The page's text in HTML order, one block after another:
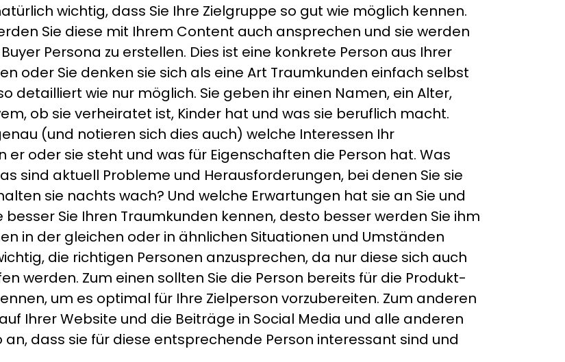
wichtig, dass Sie Ihre Zielgruppe so gut wie möglich kennen.
Sie diese mit Ihrem Content auch ansprechen und sie werden
Persona zu erstellen. Dies ist eine konkrete Person aus Ihrer
oder Sie denken sie sich als eine Art Traumkunden einfach selbst
detailliert wie nur möglich. Sie geben ihr einen Namen, ein Alter,
ob sie verheiratet ist, Kinder hat und was sie beruflich macht.
(und notieren sich dies auch) welche Interessen Ihr
oder sie steht und was für Eigenschaften die Person hat. Was
sind aktuell Probleme und Herausforderungen, bei denen Sie sie
sie nachts wach? Und welche Erwartungen hat sie an Sie und
Sie Ihren Traumkunden kennen, desto besser werden Sie ihm
in der gleichen oder in ähnlichen Situationen und Umständen
die richtigen Personen anzusprechen, da nur diese sich auch
werden. Zum einen sollten Sie die Person bereits für die Produkt-
um es optimal für Ihre Zielperson vorzubereiten. Zum anderen
Ihrer Website und die Beiträge in Social Media und alle anderen
dass sie für diese entsprechende Person interessant sind und